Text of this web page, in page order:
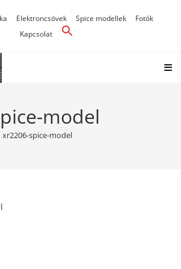
Elektroncsövek Spice modellek
Fotók
Kapcsolat
model
xr2206-spice-model